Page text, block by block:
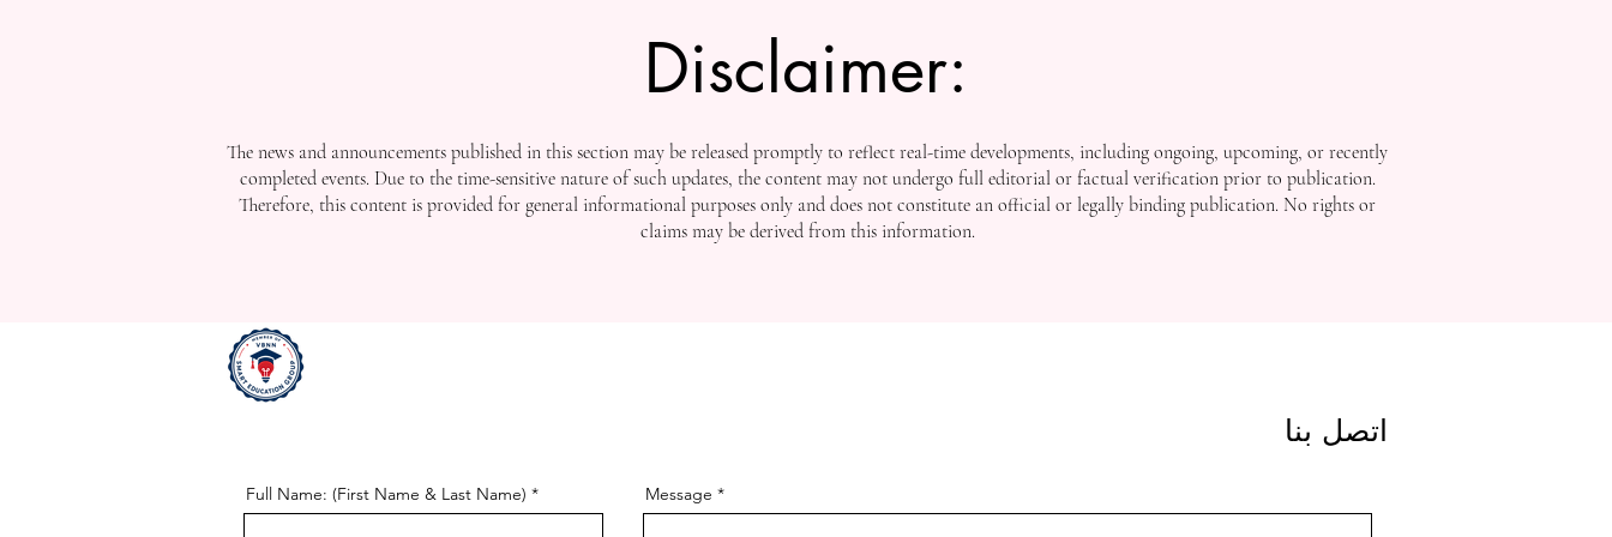
Disclaimer:
The news and announcements published in this section may be released promptly to reflect real-time developments, including ongoing, upcoming, or recently
completed events. Due to the time-sensitive nature of such updates, the content may not undergo full editorial or factual verification prior to publication.
Therefore, this content is provided for general informational purposes only and does not constitute an official or legally binding publication. No rights or
claims may be derived from this information.
اتصل بنا
Full Name: (First Name & Last Name) Message